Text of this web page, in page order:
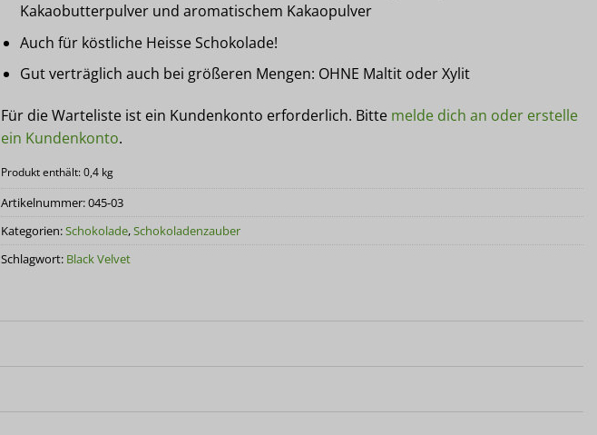
Kakaobutterpulver und aromatischem Kakaopulver
Auch für köstliche Heisse Schokolade!
Gut verträglich auch bei größeren Mengen: OHNE Maltit oder Xylit
Für die Warteliste ist ein Kundenkonto erforderlich. Bitte melde dich an oder erstelle
ein Kundenkonto.
Produkt enthält: 0,4 kg
Artikelnummer:045-03
Kategorien:Schokolade,Schokoladenzauber
Schlagwort: Black Velvet